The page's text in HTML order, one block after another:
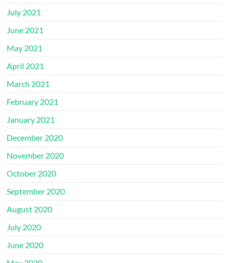
July 2021
June 2021
May 2021
April 2021
March 2021
February 2021
January 2021
December 2020
November 2020
October 2020
September 2020
August 2020
July 2020
June 2020